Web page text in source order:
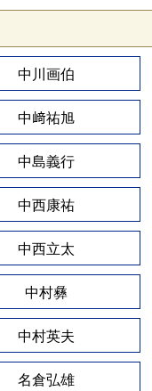
中川画伯
中﨑祐旭
中島義行
中西康祐
中西立太
中村彝
中村英夫
名倉弘雄